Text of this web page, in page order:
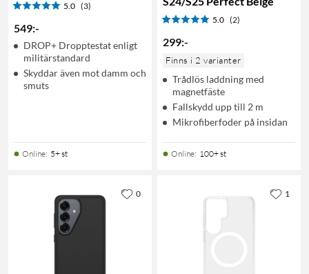
5.0 (3)
549:-
DROP+ Dropptestat enligt
militärstandard
Skyddar även mot damm och
smuts
Online: 5+ st
5.0 (2)
299:-
Finns i 2 varianter
Trådlös laddning med
magnetfäste
Fallskydd upp till 2 m
Mikrofiberfoder på insidan
Online: 100+ st
0 1